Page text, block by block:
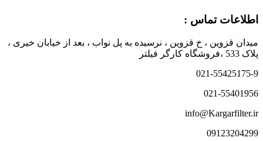
اطلاعات تماس :
میدان قزوین ، خ قزوین ، نرسیده به پل نواب ، بعد از خیابان خیری ،
پلاک 533 ،فروشگاه کارگر فیلتر
021-55425175-9
021-55401956
info@Kargarfilter.ir
09123204299